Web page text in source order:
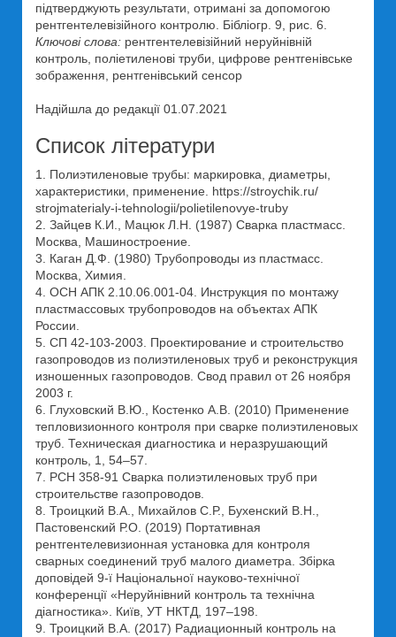
підтверджують результати, отримані за допомогою
рентгентелевізійного контролю. Бібліогр. 9, рис. 6.
Ключові слова: рентгентелевізійний неруйнівній
контроль, поліетиленові труби, цифрове рентгенівське
зображення, рентгенівський сенсор
Надійшла до редакції 01.07.2021
Список літератури
1. Полиэтиленовые трубы: маркировка, диаметры,
характеристики, применение. https://stroychik.ru/
strojmaterialy-i-tehnologii/polietilenovye-truby
2. Зайцев К.И., Мацюк Л.Н. (1987) Сварка пластмасс.
Москва, Машиностроение.
3. Каган Д.Ф. (1980) Трубопроводы из пластмасс.
Москва, Химия.
4. ОСН АПК 2.10.06.001-04. Инструкция по монтажу
пластмассовых трубопроводов на объектах АПК
России.
5. СП 42-103-2003. Проектирование и строительство
газопроводов из полиэтиленовых труб и реконструкция
изношенных газопроводов. Свод правил от 26 ноября
2003 г.
6. Глуховский В.Ю., Костенко А.В. (2010) Применение
тепловизионного контроля при сварке полиэтиленовых
труб. Техническая диагностика и неразрушающий
контроль, 1, 54–57.
7. РСН 358-91 Сварка полиэтиленовых труб при
строительстве газопроводов.
8. Троицкий В.А., Михайлов С.Р., Бухенский В.Н.,
Пастовенский Р.О. (2019) Портативная
рентгентелевизионная установка для контроля
сварных соединений труб малого диаметра. Збірка
доповідей 9-ї Національної науково-технічної
конференції «Неруйнівний контроль та технічна
діагностика». Київ, УТ НКТД, 197–198.
9. Троицкий В.А. (2017) Радиационный контроль на